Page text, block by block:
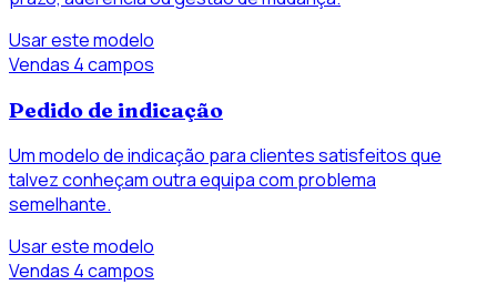
Usar este modelo
Vendas 4 campos
Pedido de indicação
Um modelo de indicação para clientes satisfeitos que
talvez conheçam outra equipa com problema
semelhante.
Usar este modelo
Vendas 4 campos